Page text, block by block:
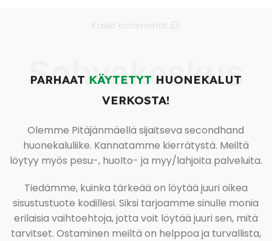
Sohvakeskus
PARHAAT KÄYTETYT HUONEKALUT
VERKOSTA!
Olemme Pitäjänmäellä sijaitseva secondhand
huonekaluliike. Kannatamme kierrätystä. Meiltä
löytyy myös pesu-, huolto- ja myy/lahjoita palveluita.
Tiedämme, kuinka tärkeää on löytää juuri oikea
sisustustuote kodillesi. Siksi tarjoamme sinulle monia
erilaisia vaihtoehtoja, jotta voit löytää juuri sen, mitä
tarvitset. Ostaminen meiltä on helppoa ja turvallista,